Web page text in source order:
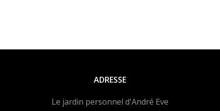
ADRESSE
Le jardin personnel d'André Eve